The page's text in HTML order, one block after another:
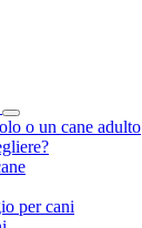
o un cane adulto
per cani